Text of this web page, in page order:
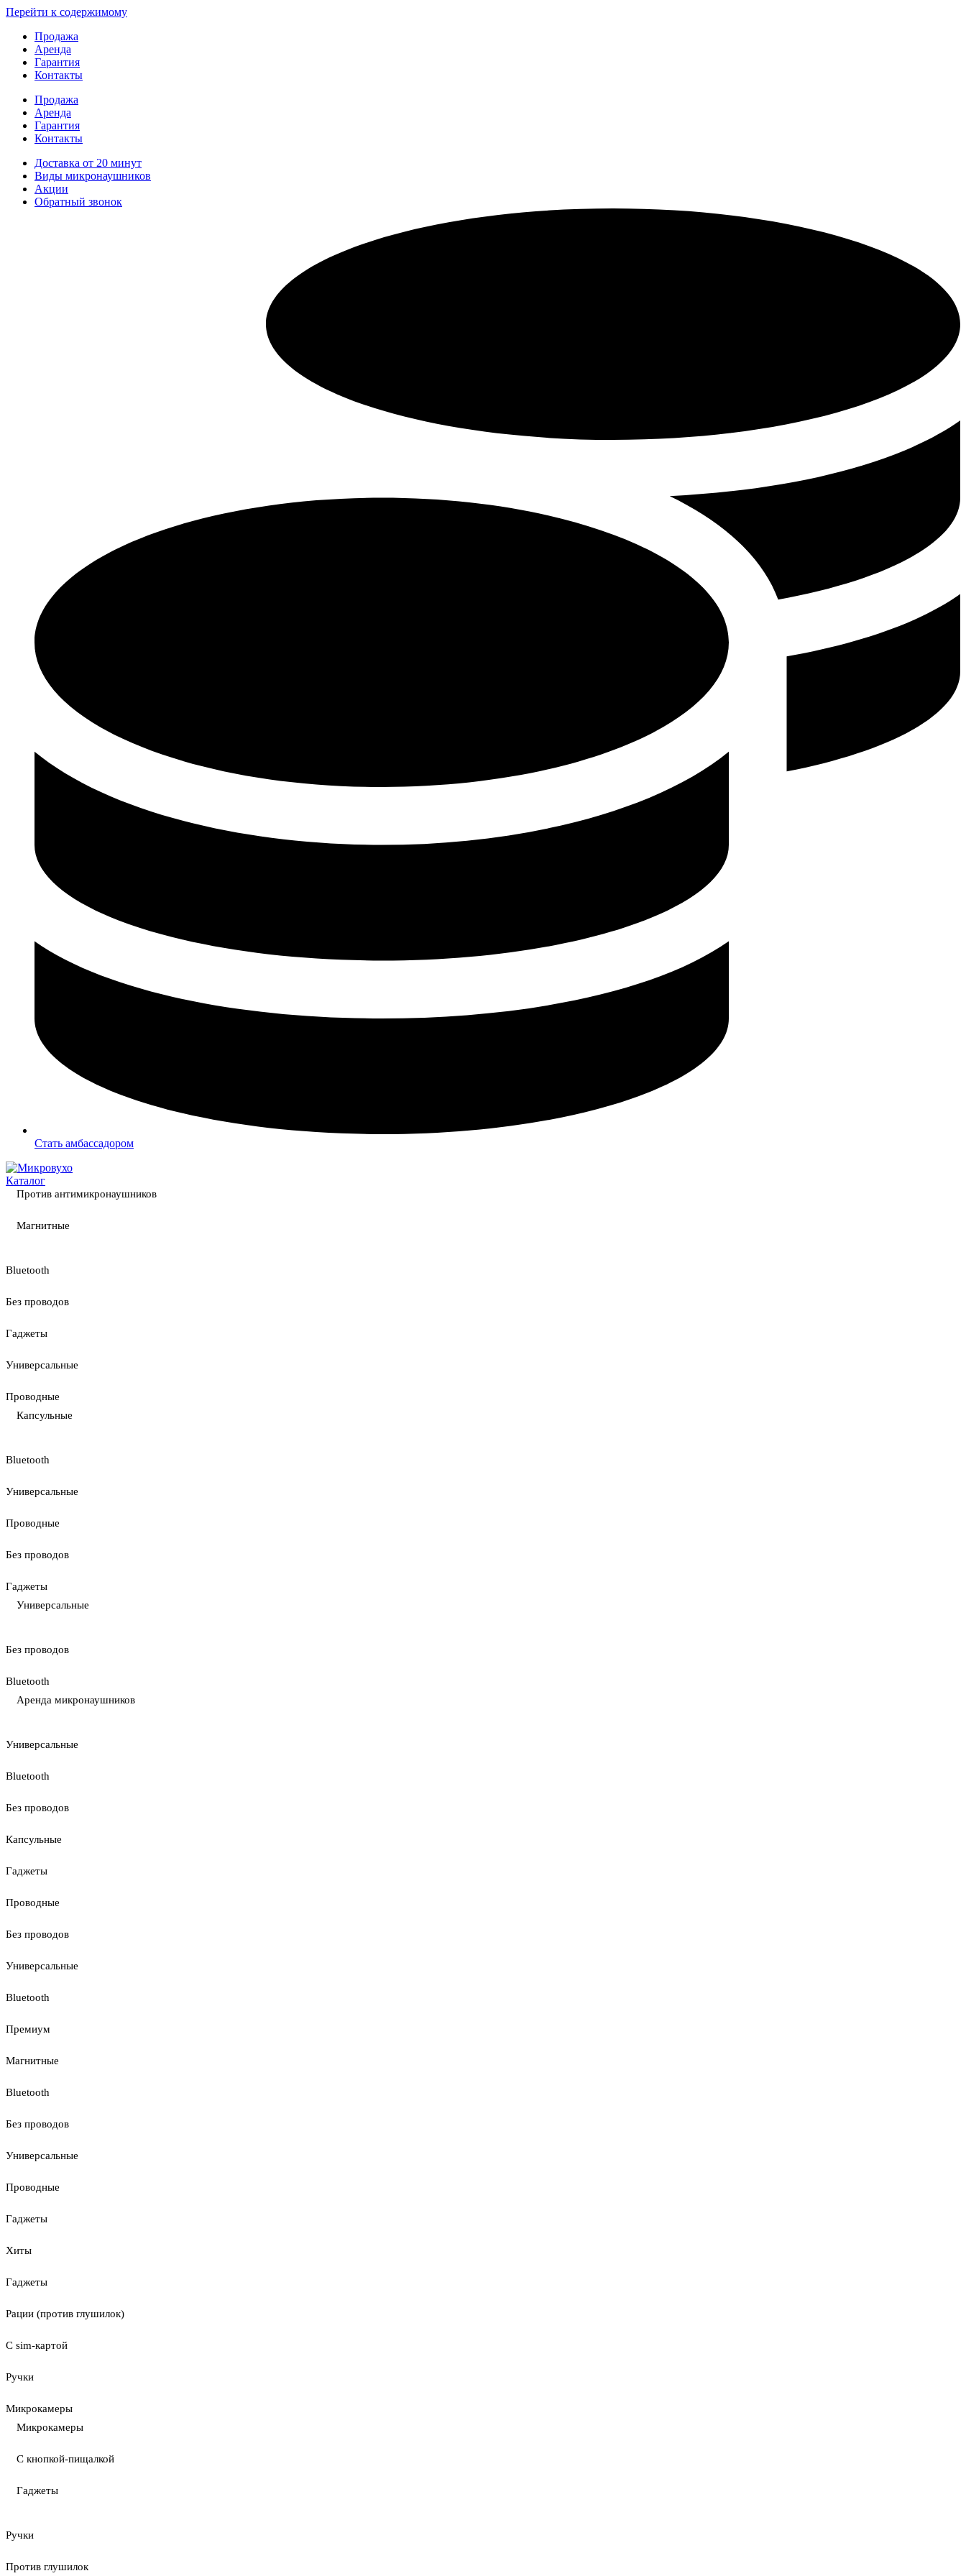
Перейти к содержимому
Продажа
Аренда
Гарантия
Контакты
Продажа
Аренда
Гарантия
Контакты
Доставка от 20 минут
Виды микронаушников
Акции
Обратный звонок
Стать амбассадором
Каталог
Против антимикронаушников
Магнитные
Bluetooth
Без проводов
Гаджеты
Универсальные
Проводные
Капсульные
Bluetooth
Универсальные
Проводные
Без проводов
Гаджеты
Универсальные
Без проводов
Bluetooth
Аренда микронаушников
Универсальные
Bluetooth
Без проводов
Капсульные
Гаджеты
Проводные
Без проводов
Универсальные
Bluetooth
Премиум
Магнитные
Bluetooth
Без проводов
Универсальные
Проводные
Гаджеты
Хиты
Гаджеты
Рации (против глушилок)
С sim-картой
Ручки
Микрокамеры
Микрокамеры
С кнопкой-пищалкой
Гаджеты
Ручки
Против глушилок